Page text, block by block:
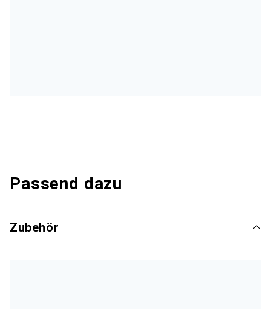
Passend dazu
Zubehör